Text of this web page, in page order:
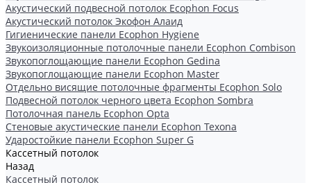
Акустический подвесной потолок Ecophon Focus
Акустический потолок Экофон Алаид
Гигиенические панели Ecophon Hygiene
Звукоизоляционные потолочные панели Ecophon Combison
Звукопоглощающие панели Ecophon Gedina
Звукопоглощающие панели Ecophon Master
Отдельно висящие потолочные фрагменты Ecophon Solo
Подвесной потолок черного цвета Ecophon Sombra
Потолочная панель Ecophon Opta
Стеновые акустические панели Ecophon Texona
Ударостойкие панели Ecophon Super G
Кассетный потолок
Назад
Кассетный потолок